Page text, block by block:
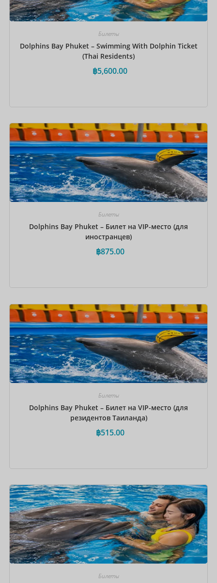
Билеты
Dolphins Bay Phuket – Swimming With Dolphin Ticket
(Thai Residents)
฿5,600.00
Забронировать сейчас
Билеты
Dolphins Bay Phuket – Билет на VIP-место (для
иностранцев)
฿875.00
Забронировать сейчас
Билеты
Dolphins Bay Phuket – Билет на VIP-место (для
резидентов Таиланда)
฿515.00
Забронировать сейчас
Билеты